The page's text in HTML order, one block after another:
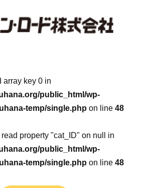
array key 0 in
public_html/wp-
temp/single.php on line48
read property "cat_ID" on null in
public_html/wp-
temp/single.php on line48